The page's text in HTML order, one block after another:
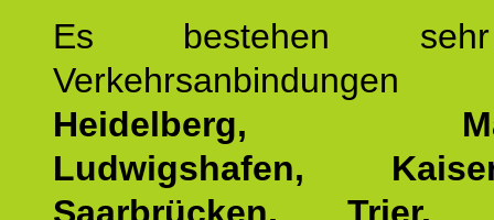
Es bestehen
Heidelberg,
Ludwigshafen,